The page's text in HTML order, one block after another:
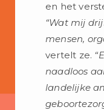
en het
“Wat mij
mensen,
vertelt ze.
naadloos
landelijke